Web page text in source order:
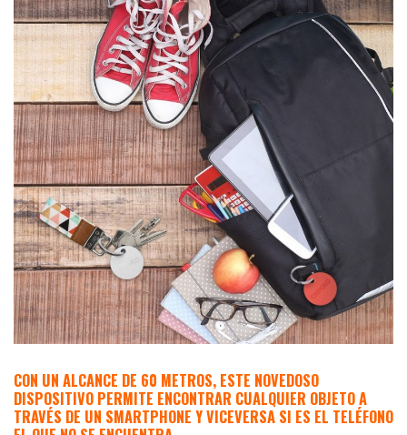
CON UN ALCANCE DE 60 METROS, ESTE NOVEDOSO
DISPOSITIVO PERMITE ENCONTRAR CUALQUIER OBJETO A
TRAVÉS DE UN SMARTPHONE Y VICEVERSA SI ES EL TELÉFONO